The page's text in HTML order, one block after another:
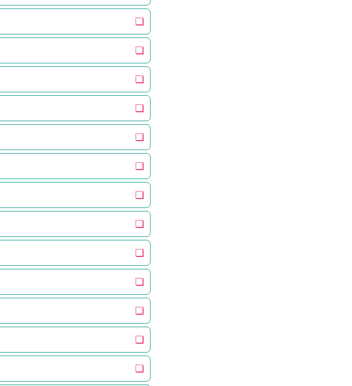
❏
❏
❏
❏
❏
❏
❏
❏
❏
❏
❏
❏
❏